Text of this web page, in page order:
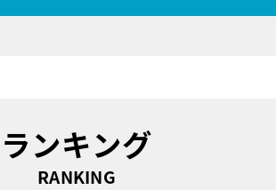
ランキング
RANKING